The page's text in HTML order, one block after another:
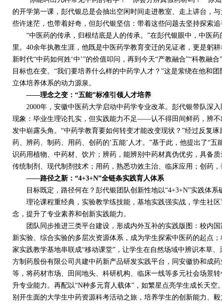
的开学第一课，彭代银总是会抽出空闲时间走进教室、走上讲台，
些许迷茫，也带着好奇，但彭代银坚信：带着这些问题去坚持探索
“中医药的传承，归根结底是人的传承。”在彭代银眼中，中医药
里。 40余年执教生涯，他既是中医药学教育变迁的见证者，更是躬
新时代“中药如何姓‘中’”的价值叩问，再到今天“产教融合”“科教融
目标也在变。“我们要培养什么样的中药学人才？”这是萦绕在他和
立体培养体系的动力源泉。
——理念之变： “五能”标准引领人才培养
2000年，安徽中医药大学启动中药学专业改革。彭代银带队深
现象：毕业生理论扎实，但实践能力不足——认不得田间鲜药，辨
发中崭露头角。“中药学教育要如何转变才能改变现状？”经过反复
药、辨药、制药、用药、创药的‘五能’人才。”基于此，他提出了“
识药用植物、中药材、饮片；辨药，能辨别中药材真伪优劣，具备
传统制剂、现代制剂技术；用药，熟悉功效主治、临床应用；创药
——路径之新： “4+3+N”全链条实践育人体系
目标既定，路径何在？彭代银团队创新性地以“4+3+N”实践体系
理论课程重经典，实验教学练技能，基地实践强实战，学生社
念，提升了专业素养和创新实践能力。
团队同步推进三类平台建设，形成内外互补的实践版图：校内国
新实验、综合实验的多层次资源体系，成为学生探索中医药的起点
家实践教学基地串联成“移动课堂”，让学生在自然场域中辨识本草
方制药股份有限公司共建中药新产品研发实践平台，同安徽协和成
等，将药材市场、田间地头、科研机构、临床一线等多元社会场景
升专业能力。再配以“N种多元育人载体”，如繁星点亮学生成长天空
别开生面的大学生中药资源科考活动之旅，培养学生的创新能力、